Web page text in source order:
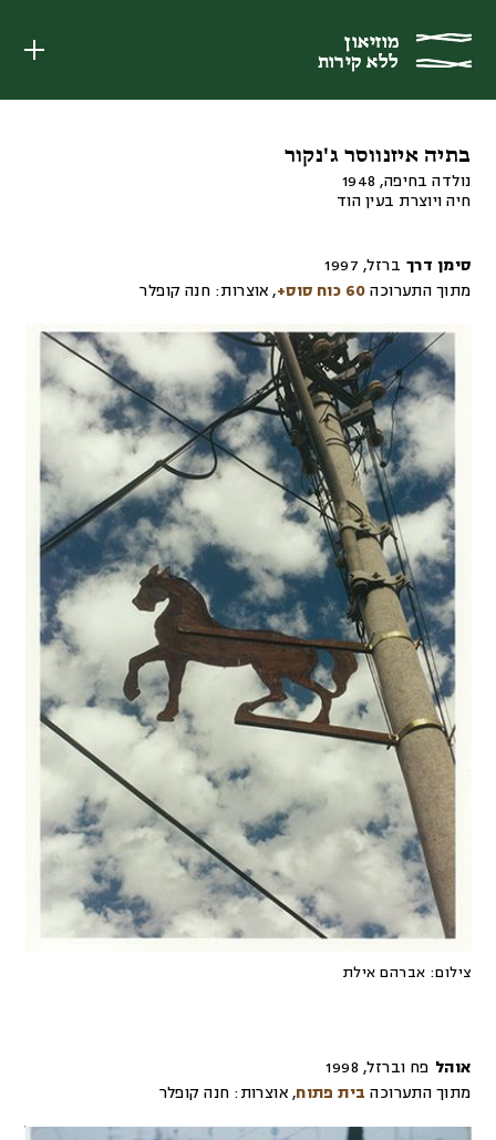
מוזיאון
ללא קירות
מוזיאון
ללא קירות
בתיה איזנווסר ג'נקור
נולדה בחיפה, 1948
חיה ויוצרת בעין הוד
סימן דרך ברזל,
1997
מתוך התערוכה 60 כוח סוס+ , אוצרות: חנה קופלר
צילום: אברהם אילת
אוהל פח וברזל,
1998
מתוך התערוכה בית פתוח, אוצרות: חנה קופלר